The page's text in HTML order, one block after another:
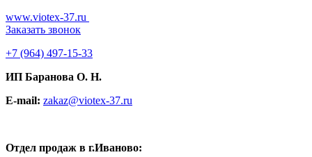
www.viotex-37.ru
Заказать звонок
+7 (964) 497-15-33
ИП Баранова О. Н.
E-mail: zakaz@viotex-37.ru
Отдел продаж в г.Иваново: